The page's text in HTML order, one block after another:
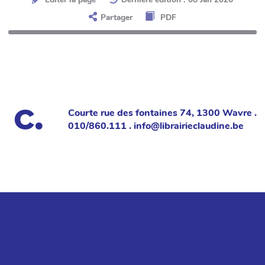
Partager
PDF
Courte rue des fontaines 74, 1300 Wavre .
010/860.111 . info@librairieclaudine.be